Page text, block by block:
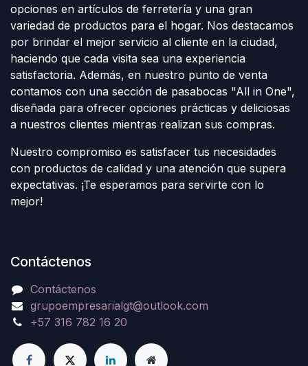
opciones en artículos de ferretería y una gran
variedad de productos para el hogar. Nos destacamos
por brindar el mejor servicio al cliente en la ciudad,
haciendo que cada visita sea una experiencia
satisfactoria. Además, en nuestro punto de venta
contamos con una sección de pasabocas "All in One",
diseñada para ofrecer opciones prácticas y deliciosas
a nuestros clientes mientras realizan sus compras.
Nuestro compromiso es satisfacer tus necesidades
con productos de calidad y una atención que supera
expectativas. ¡Te esperamos para servirte con lo
mejor!
Contáctenos
Contáctenos
grupoempresarialgt@outlook.com
+57 316 782 16 20